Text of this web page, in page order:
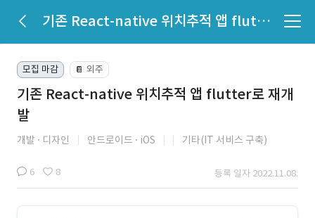
기존 React-native 위치추적 앱 flutter로 재개발
모집 마감 📔 외주
기존 React-native 위치추적 앱 flutter로 재개
발
개발 디자인 안드로이드 iOS 기타(IT 서비스 구축)
6 8 등록 일자 2022.11.08.